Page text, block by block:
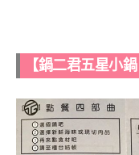
【鍋二君五星小